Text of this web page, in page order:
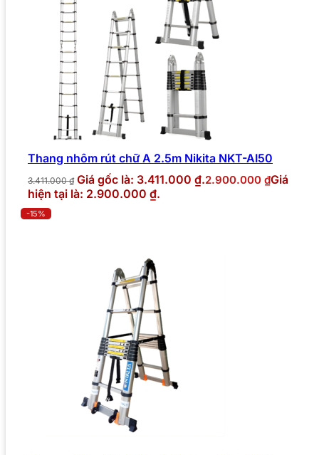
Thang nhôm rút chữ A 2.5m Nikita NKT-AI50
3.411.000₫ Giá gốc là: 3.411.000 ₫.2.900.000 ₫Giá
hiện tại là: 2.900.000 ₫.
-15%